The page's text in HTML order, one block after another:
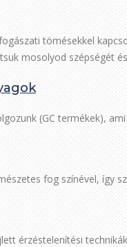
tömésekkel
mosolyod szépségét
(GC termékek),
fog színével, így
érzéstelenítési